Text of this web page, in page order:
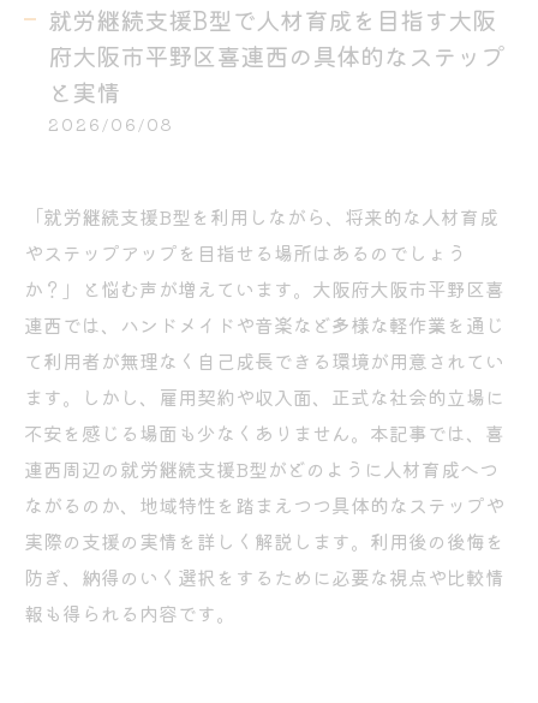
就労継続支援B型で人材育成を目指す大阪
府大阪市平野区喜連西の具体的なステップ
と実情
2026/06/08
「就労継続支援B型を利用しながら、将来的な人材育成
やステップアップを目指せる場所はあるのでしょう
か？」と悩む声が増えています。大阪府大阪市平野区喜
連西では、ハンドメイドや音楽など多様な軽作業を通じ
て利用者が無理なく自己成長できる環境が用意されてい
ます。しかし、雇用契約や収入面、正式な社会的立場に
不安を感じる場面も少なくありません。本記事では、喜
連西周辺の就労継続支援B型がどのように人材育成へつ
ながるのか、地域特性を踏まえつつ具体的なステップや
実際の支援の実情を詳しく解説します。利用後の後悔を
防ぎ、納得のいく選択をするために必要な視点や比較情
報も得られる内容です。